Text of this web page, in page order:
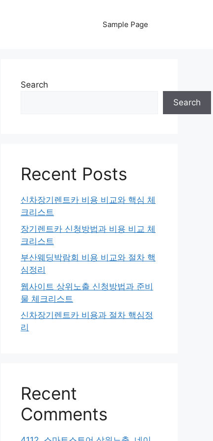
Sample Page
Search
Search
Recent Posts
신차장기렌트카 비용 비교와 핵심 체
크리스트
장기렌트카 신청방법과 비용 비교 체
크리스트
부산웨딩박람회 비용 비교와 절차 핵
심정리
웹사이트 상위노출 신청방법과 준비
물 체크리스트
신차장기렌트카 비용과 절차 핵심정
리
Recent
Comments